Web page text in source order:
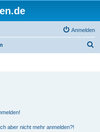
Anmelden
aber nicht mehr anmelden?!